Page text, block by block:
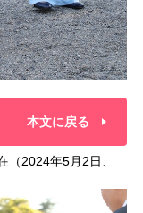
本文に戻る
（2024年5月2日、